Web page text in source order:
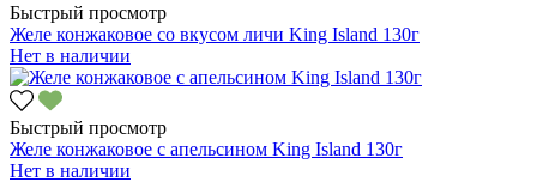
Быстрый просмотр
Желе конжаковое со вкусом личи King Island 130г
Нет в наличии
Быстрый просмотр
Желе конжаковое с апельсином King Island 130г
Нет в наличии